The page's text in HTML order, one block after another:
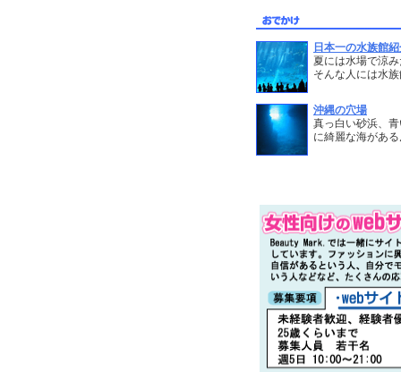
日本一の水族館
夏には水場で涼
そんな人には水
沖縄の穴場
真っ白い砂浜、
に綺麗な海があ